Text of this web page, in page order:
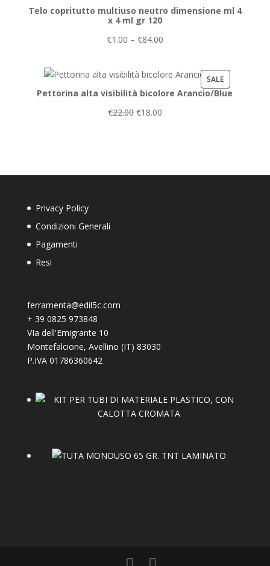
SALE
Telo copritutto multiuso neutro dimensione ml 4
x 4 ml gr 120
€1.00 – €84.00
SALE
ON
Pettorina alta visibilità bicolore Arancio/Blue
€22.00 €18.00
Privacy Policy
Condizioni Generali
Pagamenti
Resi
ferramenta@edil5c.com
+ 39 0825 973848
VIa dell'Emigrante 10
Montefalcione, Avellino (IT) 83030
P.IVA 01786360642